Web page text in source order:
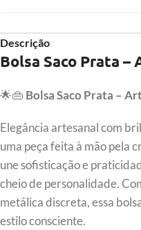
Descrição
Bolsa Saco Prata –
🌟👜 Bolsa Saco Prata –
Elegância artesanal com
uma peça feita à mão pela
une sofisticação e
cheio de personalidade.
metálica discreta, essa
estilo consciente.